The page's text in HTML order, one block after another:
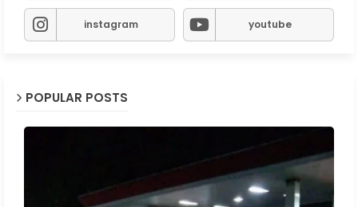
instagram youtube
POPULAR POSTS